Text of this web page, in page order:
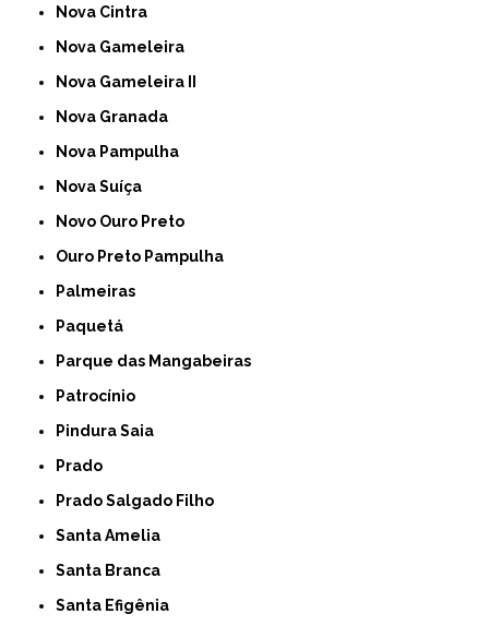
Nova Cintra
Nova Gameleira
Nova Gameleira II
Nova Granada
Nova Pampulha
Nova Suíça
Novo Ouro Preto
Ouro Preto Pampulha
Palmeiras
Paquetá
Parque das Mangabeiras
Patrocínio
Pindura Saia
Prado
Prado Salgado Filho
Santa Amelia
Santa Branca
Santa Efigênia